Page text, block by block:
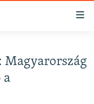
Magyarország
a